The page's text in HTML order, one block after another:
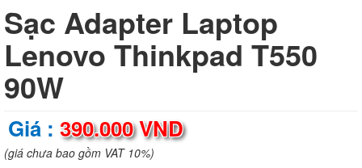
Sạc Adapter Laptop
Lenovo Thinkpad T550
90W
Giá : 390.000 VND
(giá chưa bao gồm VAT 10%)